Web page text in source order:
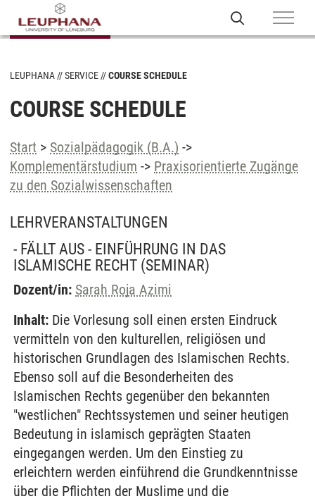
LEUPHANA SERVICE COURSE SCHEDULE
COURSE SCHEDULE
Start > Sozialpädagogik (B.A.) ->
Komplementärstudium -> Praxisorientierte Zugänge
zu den Sozialwissenschaften
LEHRVERANSTALTUNGEN
- FÄLLT AUS - EINFÜHRUNG IN DAS
ISLAMISCHE RECHT (SEMINAR)
Dozent/in: Sarah Roja Azimi
Inhalt: Die Vorlesung soll einen ersten Eindruck
vermitteln von den kulturellen, religiösen und
historischen Grundlagen des Islamischen Rechts.
Ebenso soll auf die Besonderheiten des
Islamischen Rechts gegenüber den bekannten
"westlichen" Rechtssystemen und seiner heutigen
Bedeutung in islamisch geprägten Staaten
eingegangen werden. Um den Einstieg zu
erleichtern werden einführend die Grundkenntnisse
über die Pflichten der Muslime und die